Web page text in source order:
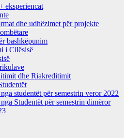
eksperiencat
dhe udhëzimet për projekte
bashkëpunim
i Cilësisë
dhe Riakreditimit
studentët për semestrin veror 2022
Studentët për semestrin dimëror